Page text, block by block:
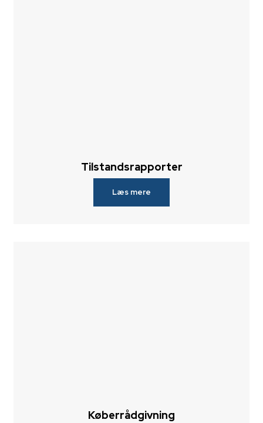
Tilstandsrapporter
Læs mere
Køberrådgivning